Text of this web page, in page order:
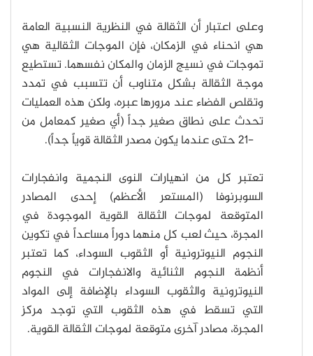
وعلى اعتبار أن الثقالة في النظرية النسبية العامة
هي انحناء في الزمكان، فإن الموجات الثقالية هي
تموجات في نسيج الزمان والمكان نفسهما. تستطيع
موجة الثقالة بشكل متناوب أن تتسبب في تمدد
وتقلص الفضاء عند مرورها عبره، ولكن هذه العمليات
تحدث على نطاق صغير جداً (أي صغير كمعامل من
تعتبر كل من انهيارات النوى النجمية وانفجارات
السوبرنوفا (المستعر الأعظم) إحدى المصادر
المتوقعة لموجات الثقالة القوية الموجودة في
المجرة، حيث لعب كل منهما دوراً مساعداً في تكوين
النجوم النيوترونية أو الثقوب السوداء، كما تعتبر
أنظمة النجوم الثنائية والانفجارات في النجوم
النيوترونية والثقوب السوداء بالإضافة إلى المواد
التي تسقط في هذه الثقوب التي توجد مركز
المجرة، مصادر آخرى متوقعة لموجات الثقالة القوية.